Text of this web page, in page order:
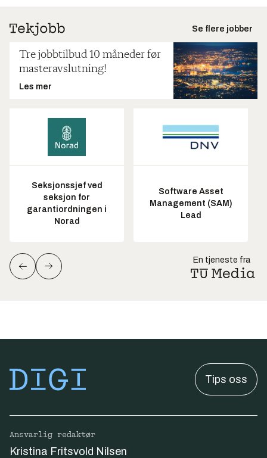
Se flere jobber
Tre jobbtilbud 10 måneder før
masteravslutning!
Les mer
Seksjonssjef ved
seksjon for
garantiordningen i
Norad
Software Asset
Management (SAM)
Lead
En tjeneste fra
Tips oss
Ansvarlig redaktør
Kristina Fritsvold Nilsen